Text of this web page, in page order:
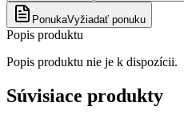
PonukaVyžiadať ponuku
Popis produktu
Popis produktu nie je k dispozícii.
Súvisiace produkty